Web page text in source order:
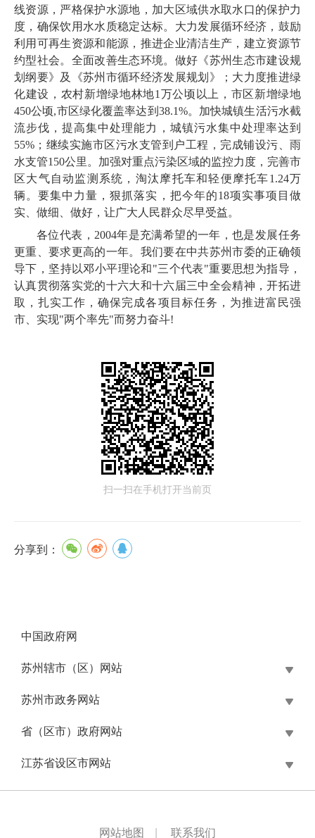
线资源，严格保护水源地，加大区域供水取水口的保护力
度，确保饮用水水质稳定达标。大力发展循环经济，鼓励
利用可再生资源和能源，推进企业清洁生产，建立资源节
约型社会。全面改善生态环境。做好《苏州生态市建设规
划纲要》及《苏州市循环经济发展规划》；大力度推进绿
化建设，农村新增绿地林地1万公顷以上，市区新增绿地
450公顷,市区绿化覆盖率达到38.1%。加快城镇生活污水截
流步伐，提高集中处理能力，城镇污水集中处理率达到
55%；继续实施市区污水支管到户工程，完成铺设污、雨
水支管150公里。加强对重点污染区域的监控力度，完善市
区大气自动监测系统，淘汰摩托车和轻便摩托车1.24万
辆。要集中力量，狠抓落实，把今年的18项实事项目做
实、做细、做好，让广大人民群众尽早受益。
各位代表，2004年是充满希望的一年，也是发展任务
更重、要求更高的一年。我们要在中共苏州市委的正确领
导下，坚持以邓小平理论和"三个代表"重要思想为指导，
认真贯彻落实党的十六大和十六届三中全会精神，开拓进
取，扎实工作，确保完成各项目标任务，为推进富民强
市、实现"两个率先"而努力奋斗!
扫一扫在手机打开当前页
分享到：
中国政府网
苏州辖市（区）网站
苏州市政务网站
省（区市）政府网站
江苏省设区市网站
网站地图 | 联系我们